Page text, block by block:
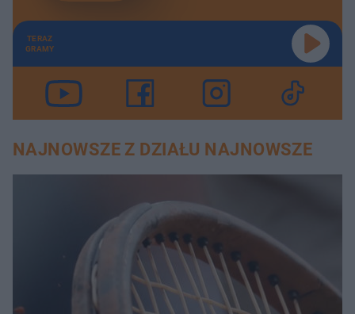
TERAZ
GRAMY
NAJNOWSZE Z DZIAŁU NAJNOWSZE